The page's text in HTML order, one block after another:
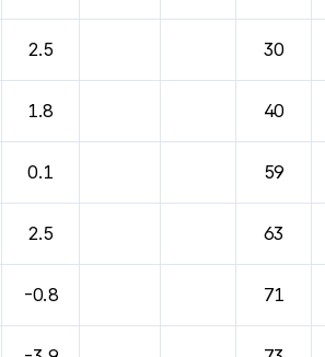
2.5 30
1.8 40
0.1 59
2.5 63
-0.8 71